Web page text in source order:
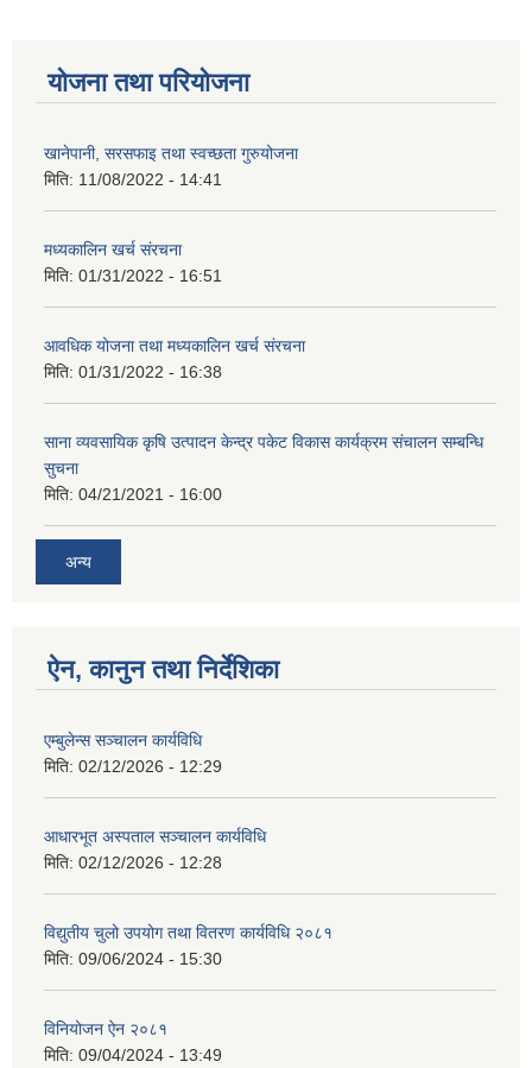
योजना तथा परियोजना
खानेपानी, सरसफाइ तथा स्वच्छता गुरुयोजना
मिति: 11/08/2022 - 14:41
मध्यकालिन खर्च संरचना
मिति: 01/31/2022 - 16:51
आवधिक योजना तथा मध्यकालिन खर्च संरचना
मिति: 01/31/2022 - 16:38
साना व्यवसायिक कृषि उत्पादन केन्द्र पकेट विकास कार्यक्रम संचालन सम्बन्धि
सुचना
मिति: 04/21/2021 - 16:00
अन्य
ऐन, कानुन तथा निर्देशिका
एम्बुलेन्स सञ्चालन कार्यविधि
मिति: 02/12/2026 - 12:29
आधारभूत अस्पताल सञ्चालन कार्यविधि
मिति: 02/12/2026 - 12:28
विद्युतीय चुलो उपयोग तथा वितरण कार्यविधि २०८१
मिति: 09/06/2024 - 15:30
विनियोजन ऐन २०८१
मिति: 09/04/2024 - 13:49